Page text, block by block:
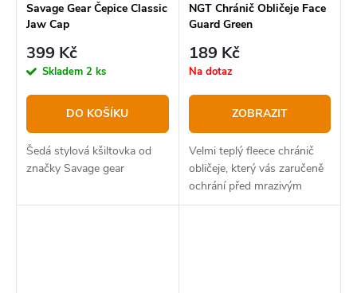
Savage Gear Čepice Classic
Jaw Cap
399 Kč
Skladem 2 ks
DO KOŠÍKU
Šedá stylová kšiltovka od
značky Savage gear
NGT Chránič Obličeje Face
Guard Green
189 Kč
Na dotaz
ZOBRAZIT
Velmi teplý fleece chránič
obličeje, který vás zaručeně
ochrání před mrazivým
počasím.